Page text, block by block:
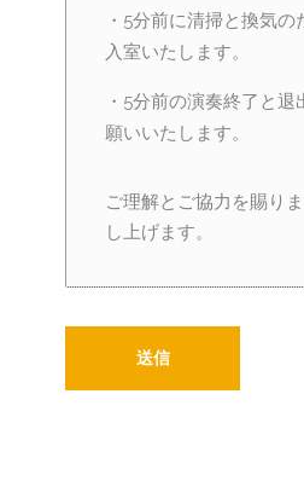
・5分前に清掃と換気
入室いたします。
・5分前の演奏終了と
願いいたします。
ご理解とご協力を賜り
し上げます。